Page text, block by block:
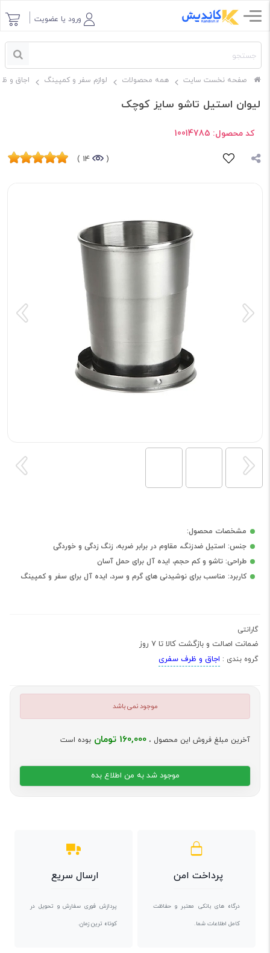
ورود یا عضویت
صفحه نخست سایت همه محصولات لوازم سفر و کمپینگ اجاق و
لیوان استیل تاشو سایز کوچک
کد محصول: 10014785
(
14 )
مشخصات محصول:
جنس: استیل ضدزنگ، مقاوم در برابر ضربه، زنگ زدگی و خوردگی
طراحی: تاشو و کم حجم، ایده آل برای حمل آسان
کاربرد: مناسب برای نوشیدنی های گرم و سرد، ایده آل برای سفر و کمپینگ
گارانتی
ضمانت اصالت و بازگشت کالا تا 7 روز
گروه بندی : اجاق و ظرف سفری
موجود نمی باشد
آخرین مبلغ فروش این محصول ، 160,000 تومان بوده است
موجود شد به من اطلاع بده
پرداخت امن
درگاه های بانکی معتبر و حفاظت
کامل اطلاعات شما.
ارسال سریع
پردازش فوری سفارش و تحویل در
کوتاه ترین زمان.